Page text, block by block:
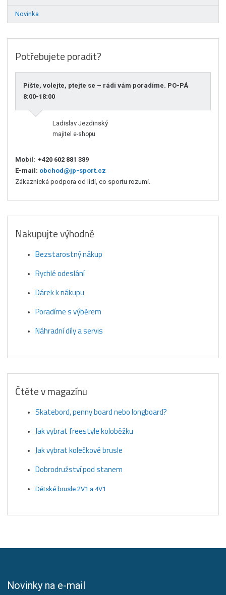
Novinka
Potřebujete poradit?
Pište, volejte, ptejte se – rádi vám poradíme. PO-PÁ
8:00-18:00
Ladislav Jezdinský
majitel e-shopu
Mobil: +420 602 881 389
E-mail: obchod@jp-sport.cz
Zákaznická podpora od lidí, co sportu rozumí.
Nakupujte výhodně
Bezstarostný nákup
Rychlé odeslání
Dárek k nákupu
Poradíme s výběrem
Náhradní díly a servis
Čtěte v magazínu
Skatebord, penny board nebo longboard?
Jak vybrat freestyle koloběžku
Jak vybrat kolečkové brusle
Dobrodružství pod stanem
Dětské brusle 2V1 a 4V1
Novinky na e-mail